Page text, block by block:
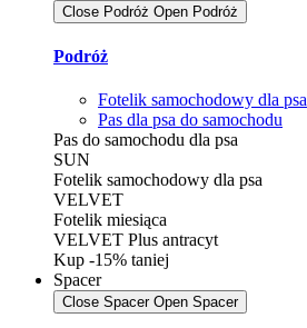
Close Podróż Open Podróż
Podróż
Fotelik samochodowy dla psa
Pas dla psa do samochodu
Pas do samochodu dla psa
SUN
Fotelik samochodowy dla psa
VELVET
Fotelik miesiąca
VELVET Plus antracyt
Kup -15% taniej
Spacer
Close Spacer Open Spacer